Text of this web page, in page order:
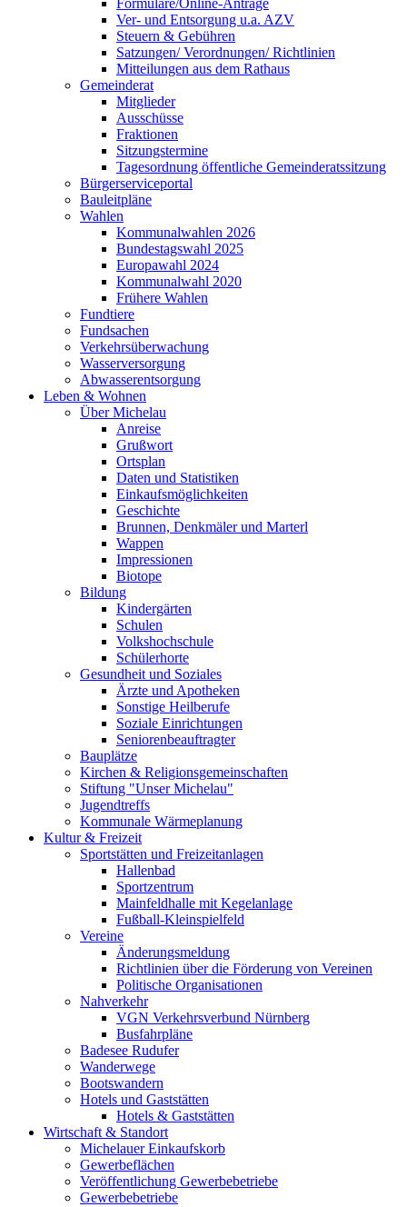
Formulare/Online-Anträge
Ver- und Entsorgung u.a. AZV
Steuern & Gebühren
Satzungen/ Verordnungen/ Richtlinien
Mitteilungen aus dem Rathaus
Gemeinderat
Mitglieder
Ausschüsse
Fraktionen
Sitzungstermine
Tagesordnung öffentliche Gemeinderatssitzung
Bürgerserviceportal
Bauleitpläne
Wahlen
Kommunalwahlen 2026
Bundestagswahl 2025
Europawahl 2024
Kommunalwahl 2020
Frühere Wahlen
Fundtiere
Fundsachen
Verkehrsüberwachung
Wasserversorgung
Abwasserentsorgung
Leben & Wohnen
Über Michelau
Anreise
Grußwort
Ortsplan
Daten und Statistiken
Einkaufsmöglichkeiten
Geschichte
Brunnen, Denkmäler und Marterl
Wappen
Impressionen
Biotope
Bildung
Kindergärten
Schulen
Volkshochschule
Schülerhorte
Gesundheit und Soziales
Ärzte und Apotheken
Sonstige Heilberufe
Soziale Einrichtungen
Seniorenbeauftragter
Bauplätze
Kirchen & Religionsgemeinschaften
Stiftung "Unser Michelau"
Jugendtreffs
Kommunale Wärmeplanung
Kultur & Freizeit
Sportstätten und Freizeitanlagen
Hallenbad
Sportzentrum
Mainfeldhalle mit Kegelanlage
Fußball-Kleinspielfeld
Vereine
Änderungsmeldung
Richtlinien über die Förderung von Vereinen
Politische Organisationen
Nahverkehr
VGN Verkehrsverbund Nürnberg
Busfahrpläne
Badesee Rudufer
Wanderwege
Bootswandern
Hotels und Gaststätten
Hotels & Gaststätten
Wirtschaft & Standort
Michelauer Einkaufskorb
Gewerbeflächen
Veröffentlichung Gewerbebetriebe
Gewerbebetriebe